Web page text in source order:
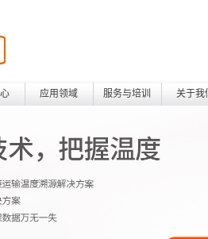
应用领域 服务与培训 关于我